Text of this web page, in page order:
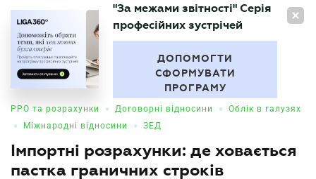
UA
БУХГАЛТЕР
"За межами звітності" Серія
професійних зустрічей
ДОПОМОГТИ
СФОРМУВАТИ
ПРОГРАМУ
РРО та розрахунки • Договорні відносини • Облік в галузях
• Міжнародні відносини • ЗЕД
Імпортні розрахунки: де ховається
пастка граничних строків